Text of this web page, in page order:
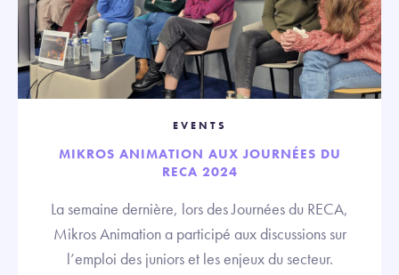
EVENTS
MIKROS ANIMATION AUX JOURNÉES DU
RECA 2024
La semaine dernière, lors des Journées du RECA,
Mikros Animation a participé aux discussions sur
l’emploi des juniors et les enjeux du secteur.